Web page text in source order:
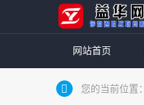
网站首页
您的当前位置：